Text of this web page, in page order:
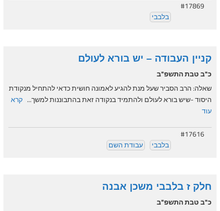
#17869
בלבבי
קניין העבודה – יש בורא לעולם
כ"ב טבת התשפ"ב
שאלה: הרב הסביר שעל מנת להגיע לאמונה חושית כדאי להתחיל מנקודת
היסוד -שיש בורא לעולם ולהתמיד בנקודה זאת בהתבוננות למשך... קרא
עוד
#17616
בלבבי
עבודת השם
חלק ז בלבבי משכן אבנה
כ"ב טבת התשפ"ב